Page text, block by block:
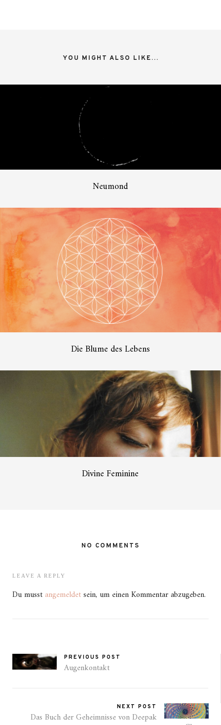
YOU MIGHT ALSO LIKE...
Neumond
Die Blume des Lebens
Divine Feminine
NO COMMENTS
LEAVE A REPLY
Du musst angemeldetsein, um einen Kommentar abzugeben.
PREVIOUS POST
Augenkontakt
NEXT POST
Das Buch der Geheimnisse von Deepak